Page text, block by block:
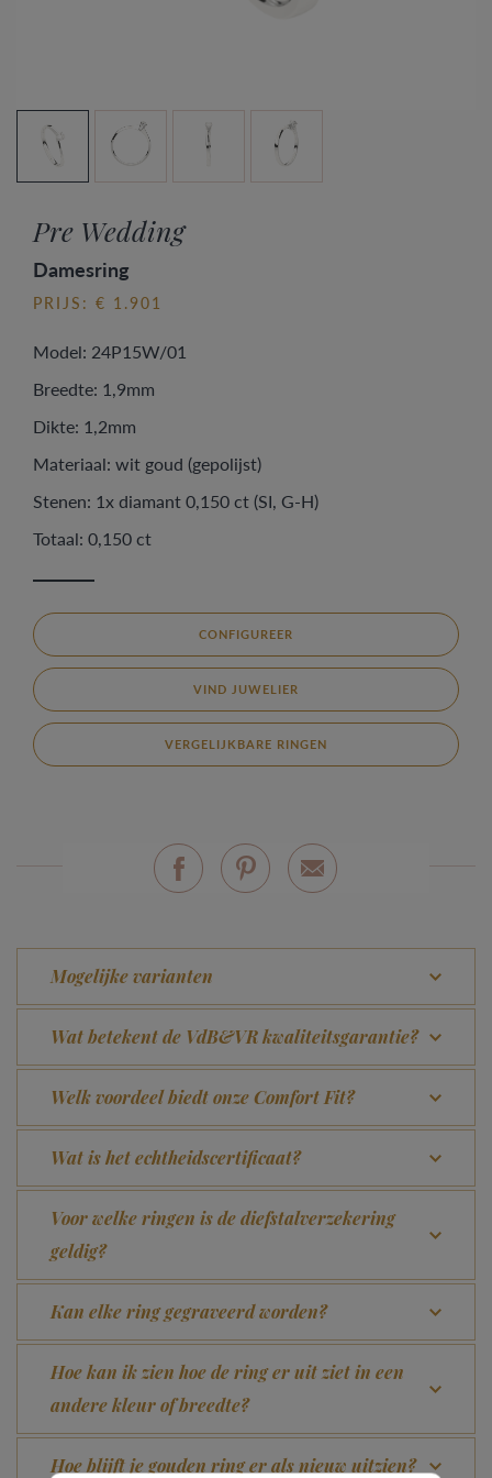
Pre Wedding
Damesring
PRIJS: € 1.901
Model: 24P15W/01
Breedte: 1,9mm
Dikte: 1,2mm
Materiaal: wit goud (gepolijst)
Stenen: 1x diamant 0,150 ct (SI, G-H)
Totaal: 0,150 ct
CONFIGUREER
VIND JUWELIER
VERGELIJKBARE RINGEN
Mogelijke varianten
Wat betekent de VdB&VR kwaliteitsgarantie?
Welk voordeel biedt onze Comfort Fit?
Wat is het echtheidscertificaat?
Voor welke ringen is de diefstalverzekering
geldig?
Kan elke ring gegraveerd worden?
Hoe kan ik zien hoe de ring er uit ziet in een
andere kleur of breedte?
Hoe blijft je gouden ring er als nieuw uitzien?